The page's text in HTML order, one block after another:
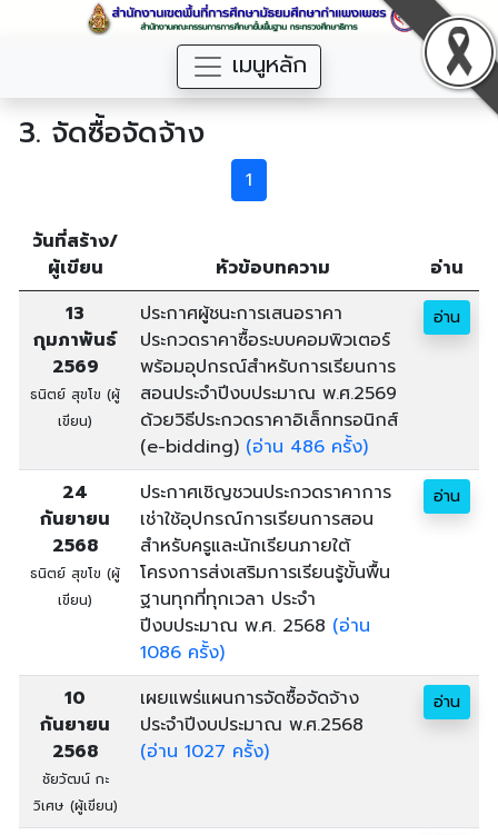
เมนูหลัก
3. จัดซื้อจัดจ้าง
1
วันที่สร้าง/
ผู้เขียน
หัวข้อบทความ
อ่าน
13
กุมภาพันธ์
2569
ธนิตย์ สุขโข (ผู้
เขียน)
ประกาศผู้ชนะการเสนอราคา
ประกวดราคาซื้อระบบคอมพิวเตอร์
พร้อมอุปกรณ์สำหรับการเรียนการ
สอนประจำปีงบประมาณ พ.ศ.2569
ด้วยวิธีประกวดราคาอิเล็กทรอนิกส์
(e-bidding) (อ่าน 486 ครั้ง)
อ่าน
24
กันยายน
2568
ธนิตย์ สุขโข (ผู้
เขียน)
ประกาศเชิญชวนประกวดราคาการ
เช่าใช้อุปกรณ์การเรียนการสอน
สำหรับครูและนักเรียนภายใต้
โครงการส่งเสริมการเรียนรู้ขั้นพื้น
ฐานทุกที่ทุกเวลา ประจำ
ปีงบประมาณ พ.ศ. 2568 (อ่าน
1086 ครั้ง)
อ่าน
10
กันยายน
2568
ชัยวัฒน์ กะ
วิเศษ (ผู้เขียน)
เผยแพร่แผนการจัดซื้อจัดจ้าง
ประจำปีงบประมาณ พ.ศ.2568
(อ่าน 1027 ครั้ง)
อ่าน